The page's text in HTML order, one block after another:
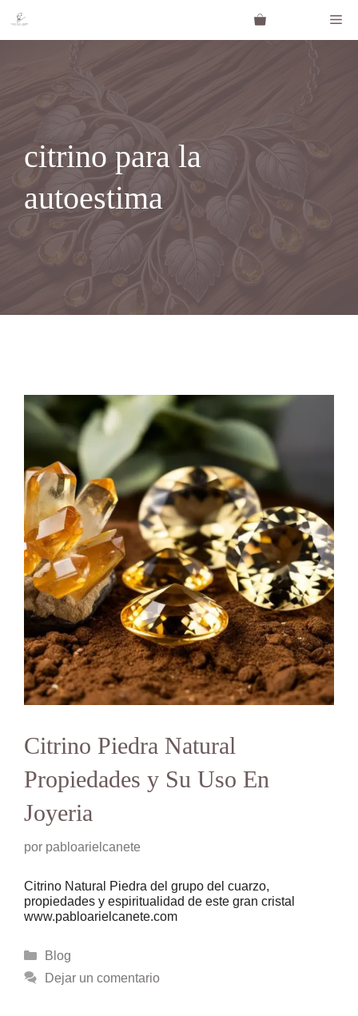
contenido
citrino para la
autoestima
Citrino Piedra Natural
Propiedades y Su Uso En
Joyeria
por pabloarielcanete
Citrino Natural Piedra del grupo del cuarzo,
propiedades y espiritualidad de este gran cristal
www.pabloarielcanete.com
Categorías
Blog
Dejar un comentario